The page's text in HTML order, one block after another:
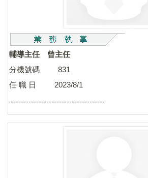
輔導主任 曾主任
分機號碼 831
任 職 日 2023/8/1
--------------------------------------